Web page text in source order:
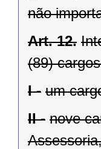
não
Art. 12.
(89)
I - um
II - nove